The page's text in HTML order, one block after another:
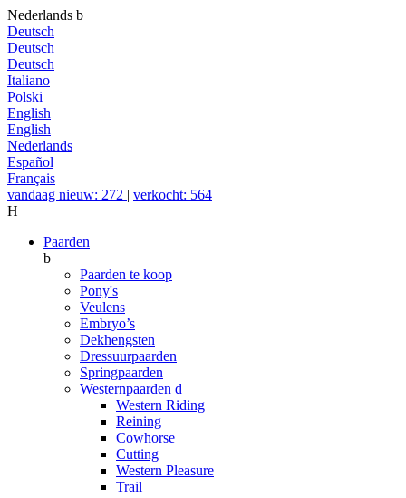
Nederlands b
Deutsch
Deutsch
Deutsch
Italiano
Polski
English
English
Nederlands
Español
Français
vandaag nieuw: 272 | verkocht: 564
H
Paarden
b
Paarden te koop
Pony's
Veulens
Embryo’s
Dekhengsten
Dressuurpaarden
Springpaarden
Westernpaarden d
Western Riding
Reining
Cowhorse
Cutting
Western Pleasure
Trail